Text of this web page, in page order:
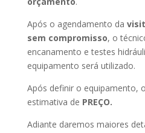
Após o agendamento da
sem compromisso, o
encanamento e testes
equipamento será utilizado.
Após definir o equipamento,
estimativa de PREÇO.
Adiante daremos maiores